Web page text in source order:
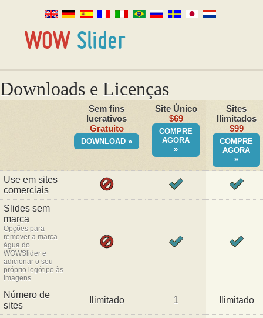
Downloads e Licenças
Sem fins
lucrativos
Gratuito
DOWNLOAD »
Site Único
$69
COMPRE
AGORA
»
Sites
Ilimitados
$99
COMPRE
AGORA
»
Use em sites
comerciais
Slides sem
marca
Opções para
remover a marca
água do
WOWSlider e
adicionar o seu
próprio logótipo às
imagens
Número de
sites
Ilimitado 1 Ilimitado